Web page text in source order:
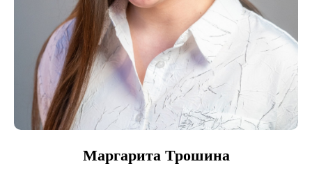
Маргарита Трошина
e-mail: info@centr-impulse.ru
ПОЛИТИКА КОНФИДЕНЦИАЛЬНОСТИ